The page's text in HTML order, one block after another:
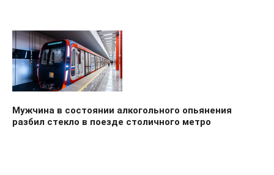
Мужчина в состоянии алкогольного опьянения
разбил стекло в поезде столичного метро